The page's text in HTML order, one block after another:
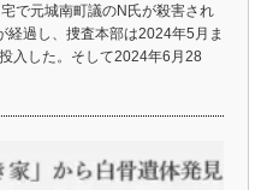
で元城南町議のN氏が殺害され
経過し、捜査本部は2024年5月ま
入した。そして2024年6月28